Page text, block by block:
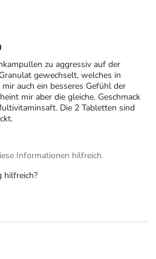
zu aggressiv auf der
gewechselt, welches in
auch ein besseres Gefühl der
mir aber die gleiche. Geschmack
Die 2 Tabletten sind
Informationen hilfreich.
hilfreich?